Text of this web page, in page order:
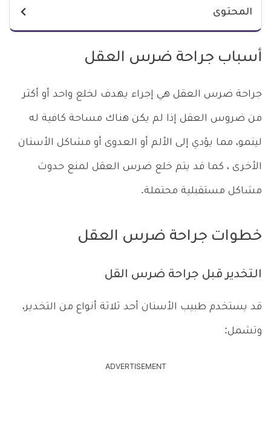
المحتوى
أسباب جراحة ضرس العقل
جراحة ضرس العقل هي إجراء يهدف لخلع واحد أو أكثر
من ضروس العقل إذا لم يكن هناك مساحة كافية له
لينمو، مما يؤدي إلى الألم أو العدوى أو مشاكل الأسنان
الأخرى ، كما قد يتم خلع ضرس العقل لمنع حدوث
مشاكل مستقبلية محتملة.
خطوات جراحة ضرس العقل
التخدير قبل جراحة ضرس القل
قد يستخدم طبيب الأسنان أحد ثلاثة أنواع من التخدير،
وتشمل:
ADVERTISEMENT